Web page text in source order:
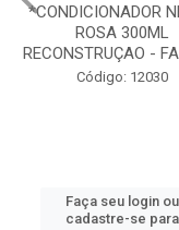
*CONDICIONADOR
ROSA 300ML
RECONSTRUÇAO -
Código: 12030
Faça seu login ou
cadastre-se para